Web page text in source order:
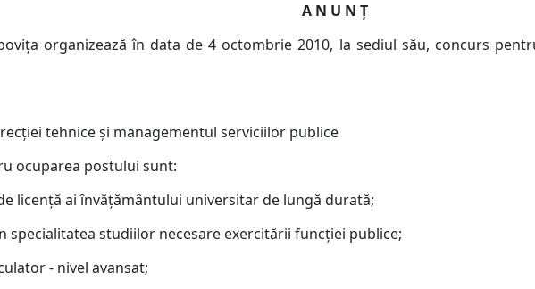
A N U N Ţ
organizează în data de 4 octombrie 2010, la sediul său, concurs
tehnice şi managementul serviciilor publice
ocuparea postului sunt:
licenţă ai învăţământului universitar de lungă durată;
specialitatea studiilor necesare exercitării funcţiei publice;
- nivel avansat;